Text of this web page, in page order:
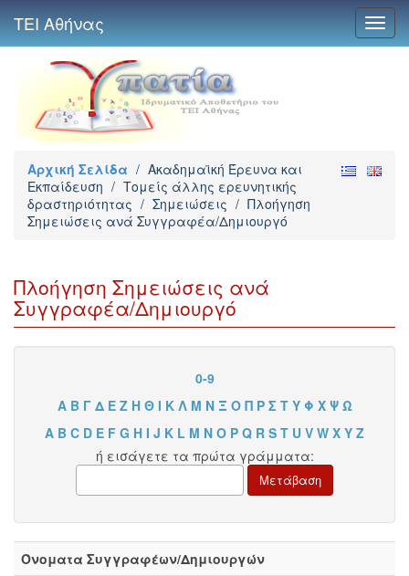
ΤΕΙ Αθήνας
Αρχική Σελίδα / Ακαδημαϊκή Έρευνα και
Εκπαίδευση / Τομείς άλλης ερευνητικής
δραστηριότητας / Σημειώσεις / Πλοήγηση
Σημειώσεις ανά Συγγραφέα/Δημιουργό
Πλοήγηση Σημειώσεις ανά
Συγγραφέα/Δημιουργό
0-9
Α Β Γ Δ Ε Ζ Η Θ Ι Κ Λ Μ Ν Ξ Ο Π Ρ Σ Τ Υ Φ Χ Ψ Ω
A B C D E F G H I J K L M N O P Q R S T U V W X Y Z
ή εισάγετε τα πρώτα γράμματα:
Όνοματα Συγγραφέων/Δημιουργών